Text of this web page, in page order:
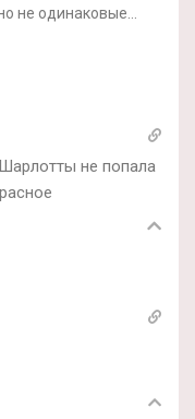
не одинаковые…
не попала